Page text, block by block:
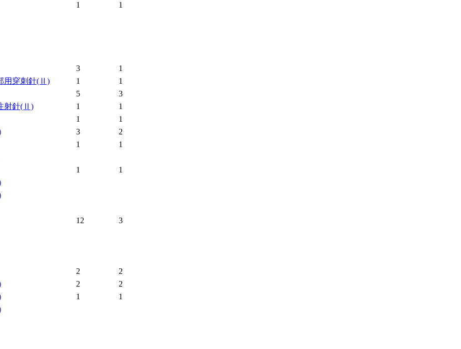
1
1
3
1
用穿刺針(Ⅱ) 1
1
5
3
射針(Ⅱ) 1
1
1
1
3
2
1
1
1
1
12
3
2
2
2
2
1
1